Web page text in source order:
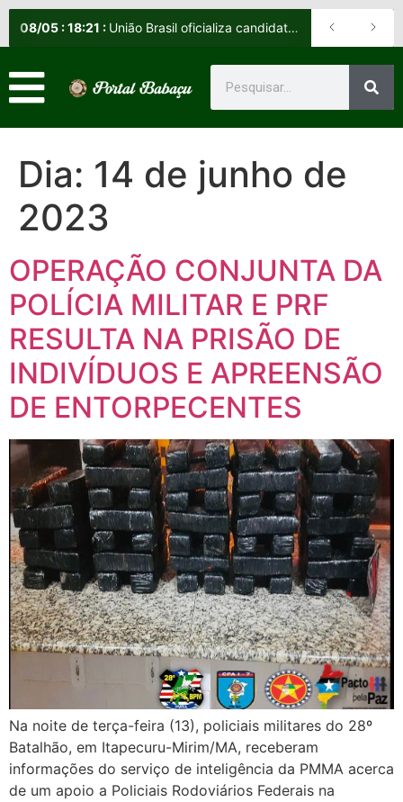
08/05 :18:21 : União Brasil oficializa candidatos e reafirma apoio a Orleans Brandão ao Governo do Maranhão
Dia: 14 de junho de
2023
OPERAÇÃO CONJUNTA DA
POLÍCIA MILITAR E PRF
RESULTA NA PRISÃO DE
INDIVÍDUOS E APREENSÃO
DE ENTORPECENTES
Na noite de terça-feira (13), policiais militares do 28º
Batalhão, em Itapecuru-Mirim/MA, receberam
informações do serviço de inteligência da PMMA acerca
de um apoio a Policiais Rodoviários Federais na